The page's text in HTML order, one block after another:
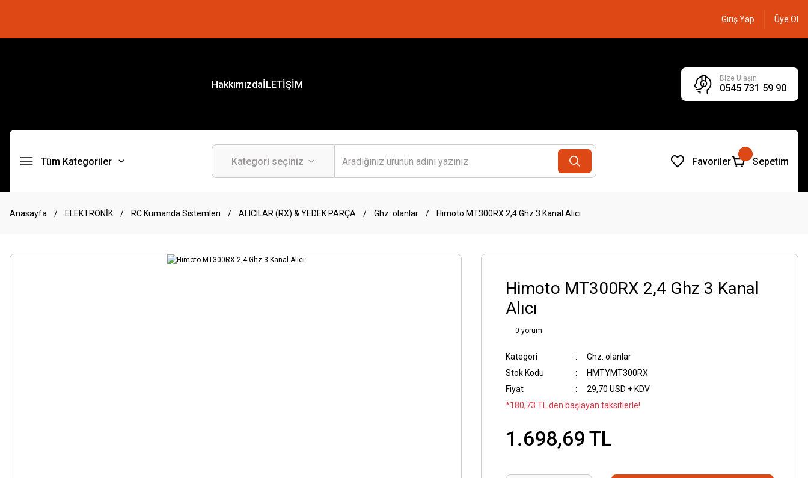
Giriş Yap Üye Ol
HakkımızdaİLETİŞİM
Bize Ulaşın
0545 731 59 90
Tüm Kategoriler Favoriler Sepetim
Anasayfa ELEKTRONİK RC Kumanda Sistemleri ALICILAR (RX) & YEDEK PARÇA Ghz. olanlar Himoto MT300RX 2,4 Ghz 3 Kanal Alıcı
Himoto MT300RX 2,4 Ghz 3 Kanal
Alıcı
0 yorum
Kategori
Ghz. olanlar
Stok Kodu
HMTYMT300RX
Fiyat
29,70 USD + KDV
*180,73 TL den başlayan taksitlerle!
1.698,69 TL